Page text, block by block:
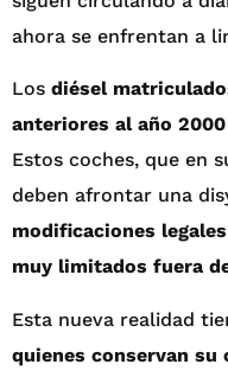
ahora se enfrentan a
Los diésel
anteriores al año 2000
Estos coches, que en
deben afrontar una
modificaciones
muy limitados fuera
Esta nueva realidad
quienes conservan su